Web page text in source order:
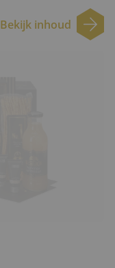
Bekijk inhoud